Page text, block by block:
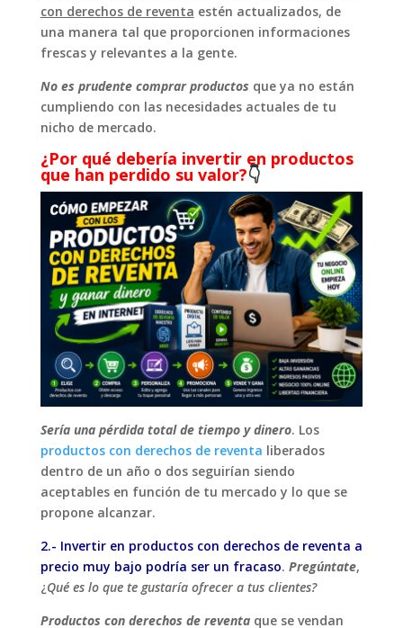
con derechos de reventa estén actualizados, de
una manera tal que proporcionen informaciones
frescas y relevantes a la gente.
No es prudente comprar productos que ya no están
cumpliendo con las necesidades actuales de tu
nicho de mercado.
¿Por qué debería invertir en productos
que han perdido su valor?👇
Sería una pérdida total de tiempo y dinero. Los
productos con derechos de reventa liberados
dentro de un año o dos seguirían siendo
aceptables en función de tu mercado y lo que se
propone alcanzar.
2.- Invertir en productos con derechos de reventa a
precio muy bajo podría ser un fracaso. Pregúntate,
¿Qué es lo que te gustaría ofrecer a tus clientes?
Productos con derechos de reventaque se vendan